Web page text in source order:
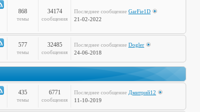
Канал868
темы
34174
сообщения
Последнее сообщение GarFie1D
21-02-2022
Канал
-
577
темы
32485
сообщения
Последнее сообщение Dogler
24-06-2018
Канал
-
435
темы
6771
сообщения
Последнее сообщение Дмитрий12
11-10-2019